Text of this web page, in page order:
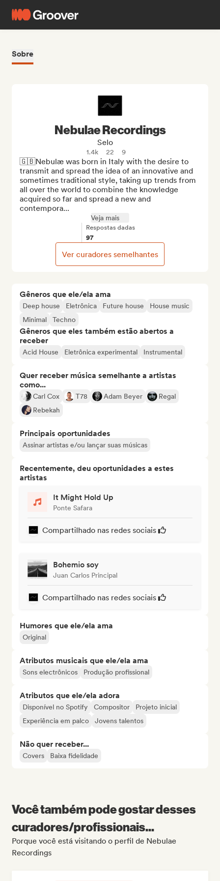
Sobre
Gêneros que ele/ela ama
Deep house Eletrônica Future house
House music
Minimal
Techno
Gêneros que eles também estão abertos a
receber
Acid House Eletrônica experimental Instrumental
Quer receber música semelhante a artistas
como...
Carl Cox T78 Adam Beyer
Regal
Rebekah
Principais oportunidades
Assinar artistas e/ou lançar suas músicas
Recentemente, deu oportunidades a estes
artistas
It Might Hold Up
Ponte Safara
Compartilhado nas redes sociais
Bohemio soy
Juan Carlos Principal
Compartilhado nas redes sociais
Humores que ele/ela ama
Original
Atributos musicais que ele/ela ama
Sons electrônicos Produção profissional
Atributos que ele/ela adora
Disponível no Spotify Compositor
Projeto inicial
Experiência em palco
Jovens talentos
Não quer receber...
Covers Baixa fidelidade
Nebulae Recordings
Selo
1.4k 22 9
🇬🇧Nebulæ was born in Italy with the desire to
transmit and spread the idea of an innovative and
sometimes traditional style, taking up trends from
all over the world to combine the knowledge
acquired so far and spread a new and
contempora...
Veja mais
Respostas dadas
97
Ver curadores semelhantes
Você também pode gostar desses
curadores/profissionais...
Porque você está visitando o perfil de Nebulae
Recordings